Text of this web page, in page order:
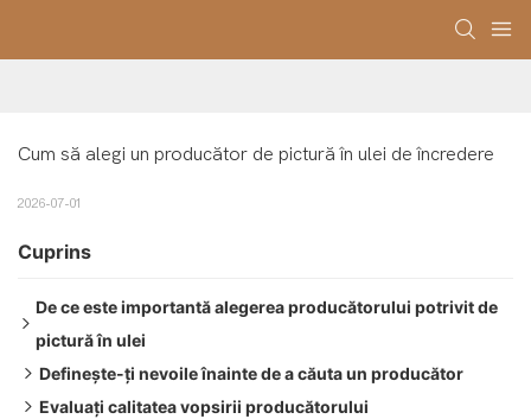
Cum să alegi un producător de pictură în ulei de încredere
2026-07-01
Cuprins
De ce este importantă alegerea producătorului potrivit de
pictură în ulei
Îmbunătățirea designului și a imaginii mărcii
Protejarea investiției dumneavoastră și asigurarea calității
Definește-ți nevoile înainte de a căuta un producător
Determinarea stilului și a subiectului
Evaluați calitatea vopsirii producătorului